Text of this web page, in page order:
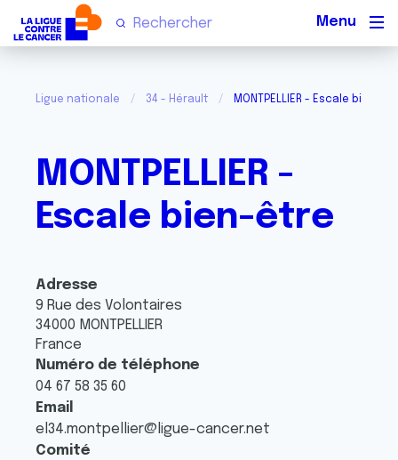
Ligue nationale 34 - Hérault MONTPELLIER - Escale bien-
MONTPELLIER -
Escale bien-être
Adresse
9 Rue des Volontaires
34000 MONTPELLIER
France
Numéro de téléphone
04 67 58 35 60
Email
el34.montpellier@ligue-cancer.net
Comité